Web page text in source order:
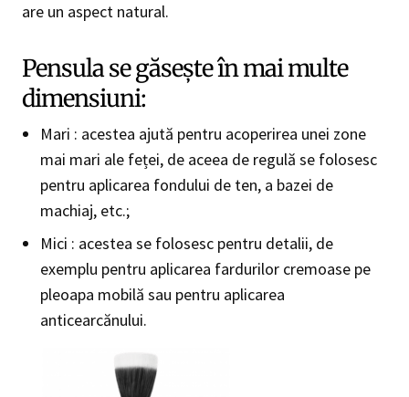
are un aspect natural.
Pensula se găsește în mai multe
dimensiuni:
Mari : acestea ajută pentru acoperirea unei zone
mai mari ale feței, de aceea de regulă se folosesc
pentru aplicarea fondului de ten, a bazei de
machiaj, etc.;
Mici : acestea se folosesc pentru detalii, de
exemplu pentru aplicarea fardurilor cremoase pe
pleoapa mobilă sau pentru aplicarea
anticearcănului.